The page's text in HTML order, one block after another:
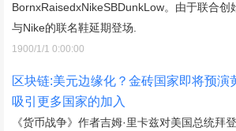
BornxRaisedxNikeSBDunkLow。由于联合创
与Nike的联名鞋延期登场.
1900/1/1 0:00:00
区块链:美元边缘化？金砖国家即将预演
吸引更多国家的加入
《货币战争》作者吉姆·里卡兹对美国总统拜